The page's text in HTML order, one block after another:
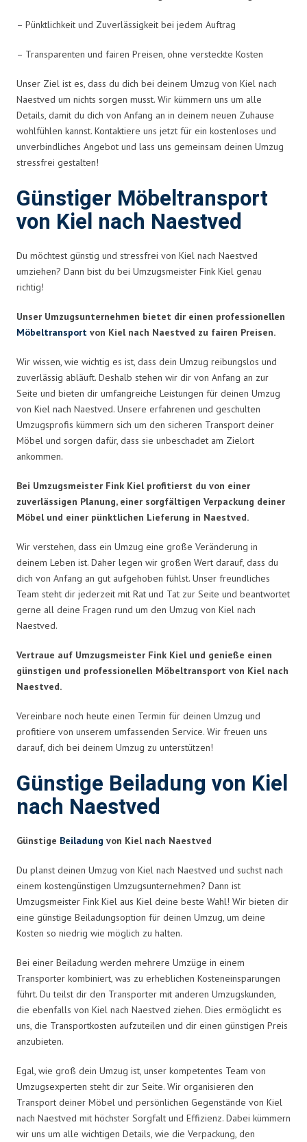
– Pünktlichkeit und Zuverlässigkeit bei jedem Auftrag
– Transparenten und fairen Preisen, ohne versteckte Kosten
Unser Ziel ist es, dass du dich bei deinem Umzug von Kiel nach
Naestved um nichts sorgen musst. Wir kümmern uns um alle
Details, damit du dich von Anfang an in deinem neuen Zuhause
wohlfühlen kannst. Kontaktiere uns jetzt für ein kostenloses und
unverbindliches Angebot und lass uns gemeinsam deinen Umzug
stressfrei gestalten!
Günstiger Möbeltransport
von Kiel nach Naestved
Du möchtest günstig und stressfrei von Kiel nach Naestved
umziehen? Dann bist du bei Umzugsmeister Fink Kiel genau
richtig!
Unser Umzugsunternehmen bietet dir einen professionellen
Möbeltransport von Kiel nach Naestved zu fairen Preisen.
Wir wissen, wie wichtig es ist, dass dein Umzug reibungslos und
zuverlässig abläuft. Deshalb stehen wir dir von Anfang an zur
Seite und bieten dir umfangreiche Leistungen für deinen Umzug
von Kiel nach Naestved. Unsere erfahrenen und geschulten
Umzugsprofis kümmern sich um den sicheren Transport deiner
Möbel und sorgen dafür, dass sie unbeschadet am Zielort
ankommen.
Bei Umzugsmeister Fink Kiel profitierst du von einer
zuverlässigen Planung, einer sorgfältigen Verpackung deiner
Möbel und einer pünktlichen Lieferung in Naestved.
Wir verstehen, dass ein Umzug eine große Veränderung in
deinem Leben ist. Daher legen wir großen Wert darauf, dass du
dich von Anfang an gut aufgehoben fühlst. Unser freundliches
Team steht dir jederzeit mit Rat und Tat zur Seite und beantwortet
gerne all deine Fragen rund um den Umzug von Kiel nach
Naestved.
Vertraue auf Umzugsmeister Fink Kiel und genieße einen
günstigen und professionellen Möbeltransport von Kiel nach
Naestved.
Vereinbare noch heute einen Termin für deinen Umzug und
profitiere von unserem umfassenden Service. Wir freuen uns
darauf, dich bei deinem Umzug zu unterstützen!
Günstige Beiladung von Kiel
nach Naestved
Günstige Beiladung von Kiel nach Naestved
Du planst deinen Umzug von Kiel nach Naestved und suchst nach
einem kostengünstigen Umzugsunternehmen? Dann ist
Umzugsmeister Fink Kiel aus Kiel deine beste Wahl! Wir bieten dir
eine günstige Beiladungsoption für deinen Umzug, um deine
Kosten so niedrig wie möglich zu halten.
Bei einer Beiladung werden mehrere Umzüge in einem
Transporter kombiniert, was zu erheblichen Kosteneinsparungen
führt. Du teilst dir den Transporter mit anderen Umzugskunden,
die ebenfalls von Kiel nach Naestved ziehen. Dies ermöglicht es
uns, die Transportkosten aufzuteilen und dir einen günstigen Preis
anzubieten.
Egal, wie groß dein Umzug ist, unser kompetentes Team von
Umzugsexperten steht dir zur Seite. Wir organisieren den
Transport deiner Möbel und persönlichen Gegenstände von Kiel
nach Naestved mit höchster Sorgfalt und Effizienz. Dabei kümmern
wir uns um alle wichtigen Details, wie die Verpackung, den